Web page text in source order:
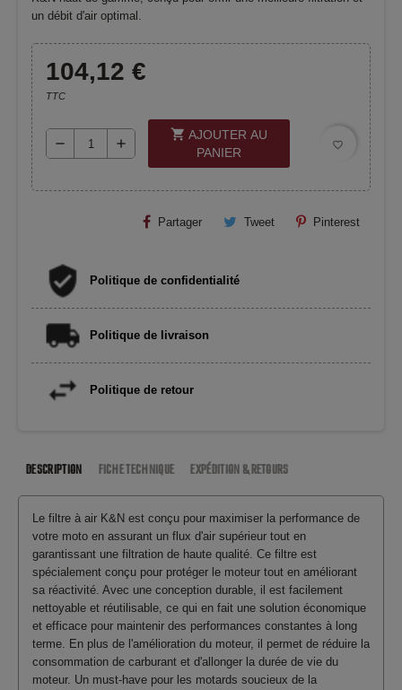
un débit d'air optimal.
104,12 €
TTC
remove add
shopping_cart AJOUTER AU
PANIER
favorite_border
Partager Tweet Pinterest
Politique de confidentialité
Politique de livraison
Politique de retour
DESCRIPTION FICHE TECHNIQUE EXPÉDITION & RETOURS
Le filtre à air K&N est conçu pour maximiser la performance de
votre moto en assurant un flux d'air supérieur tout en
garantissant une filtration de haute qualité. Ce filtre est
spécialement conçu pour protéger le moteur tout en améliorant
sa réactivité. Avec une conception durable, il est facilement
nettoyable et réutilisable, ce qui en fait une solution économique
et efficace pour maintenir des performances constantes à long
terme. En plus de l'amélioration du moteur, il permet de réduire la
consommation de carburant et d'allonger la durée de vie du
moteur. Un must-have pour les motards soucieux de la